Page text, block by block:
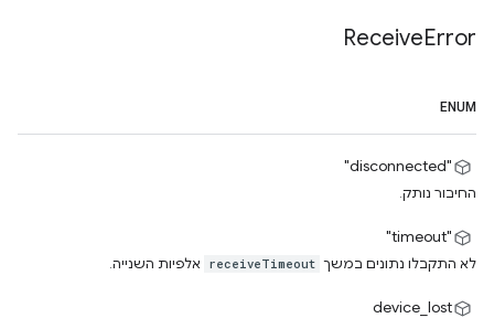
ReceiveError
ENUM
"disconnected"
החיבור נותק.
"timeout"
לא התקבלו נתונים במשך receiveTimeout אלפיות השנייה.
device_lost